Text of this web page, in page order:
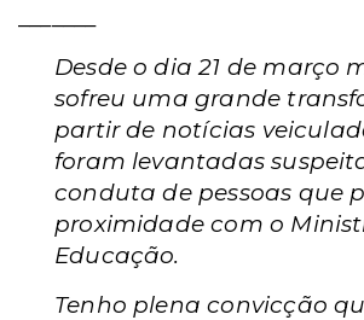
Desde o dia 21 de março
sofreu uma grande
partir de notícias
foram levantadas
conduta de pessoas que
proximidade com o
Educação.
Tenho plena convicção